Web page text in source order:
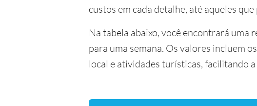
custos em cada detalhe, até aqueles
Na tabela abaixo, você encontrará uma
para uma semana. Os valores incluem
local e atividades turísticas, facilitando